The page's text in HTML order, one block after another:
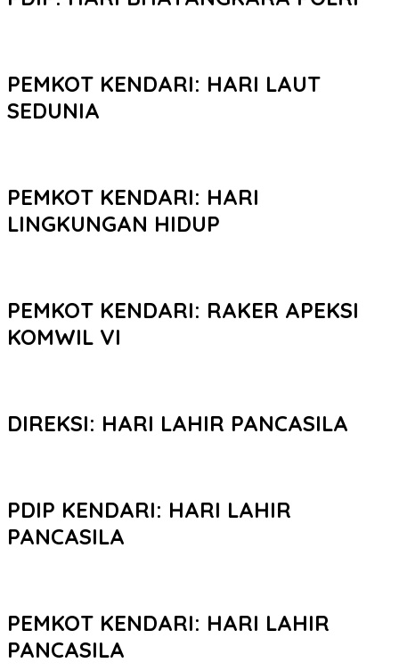
PEMKOT KENDARI: HARI LAUT
SEDUNIA
PEMKOT KENDARI: HARI
LINGKUNGAN HIDUP
PEMKOT KENDARI: RAKER APEKSI
KOMWIL VI
DIREKSI: HARI LAHIR PANCASILA
PDIP KENDARI: HARI LAHIR
PANCASILA
PEMKOT KENDARI: HARI LAHIR
PANCASILA